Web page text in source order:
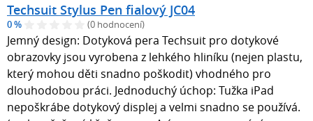
Techsuit Stylus Pen fialový JC04
0 % (0 hodnocení)
Jemný design: Dotyková pera Techsuit pro dotykové
obrazovky jsou vyrobena z lehkého hliníku (nejen plastu,
který mohou děti snadno poškodit) vhodného pro
dlouhodobou práci. Jednoduchý úchop: Tužka iPad
nepoškrábe dotykový displej a velmi snadno se používá.